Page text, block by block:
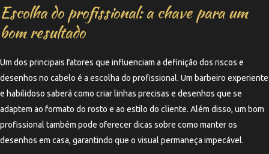
Escolha do profissional: a chave para um
bom resultado
Um dos principais fatores que influenciam a definição dos riscos e
desenhos no cabelo é a escolha do profissional. Um barbeiro experiente
e habilidoso saberá como criar linhas precisas e desenhos que se
adaptem ao formato do rosto e ao estilo do cliente. Além disso, um bom
profissional também pode oferecer dicas sobre como manter os
desenhos em casa, garantindo que o visual permaneça impecável.